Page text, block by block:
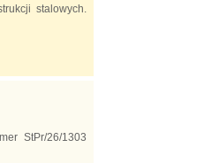
stalowych.
StPr/26/1303